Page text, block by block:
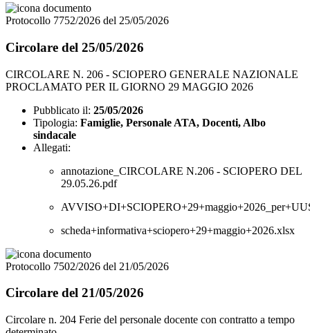
Protocollo 7752/2026 del 25/05/2026
Circolare del 25/05/2026
CIRCOLARE N. 206 - SCIOPERO GENERALE NAZIONALE
PROCLAMATO PER IL GIORNO 29 MAGGIO 2026
Pubblicato il: 25/05/2026
Tipologia: Famiglie, Personale ATA, Docenti, Albo
sindacale
Allegati:
annotazione_CIRCOLARE N.206 - SCIOPERO DEL
29.05.26.pdf
scheda+informativa+sciopero+29+maggio+2026.xlsx
Protocollo 7502/2026 del 21/05/2026
Circolare del 21/05/2026
Circolare n. 204 Ferie del personale docente con contratto a tempo